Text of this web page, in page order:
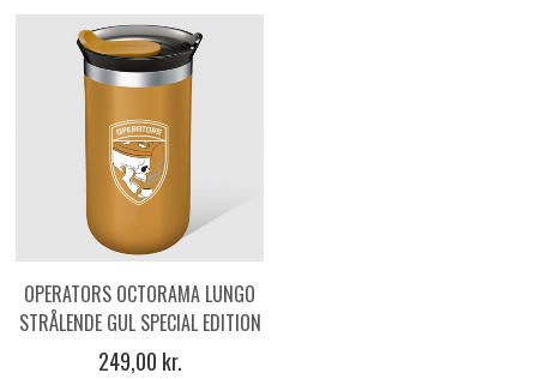
OPERATORS OCTORAMA LUNGO
STRÅLENDE GUL SPECIAL EDITION
300ML
249,00 kr.